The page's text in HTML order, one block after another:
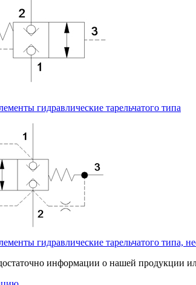
гидравлические тарельчатого типа
гидравлические тарельчатого типа,
информации о нашей продукции